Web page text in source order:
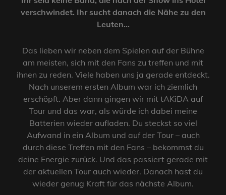
verschwindet. Ihr sucht danach die Nähe zu den
Leuten…
Das lieben wir neben dem Spielen auf der Bühne
am meisten, sich mit den Fans zu treffen und mit
ihnen zu reden. Viele haben uns ja gerade entdeckt.
Nach unserem ersten Album war ich ziemlich
erschöpft. Aber dann gingen wir mit tAKiDA auf
Tour und das war, als würde ich dabei meine
Batterien wieder aufladen. Du steckst so viel
Aufwand in ein Album und auf der Tour – auch
durch diese Treffen mit den Fans – bekommst du
deine Energie zurück. Und das passiert gerade mit
der aktuellen Tour auch wieder. Danach hast du
wieder genug Kraft für das nächste Album.